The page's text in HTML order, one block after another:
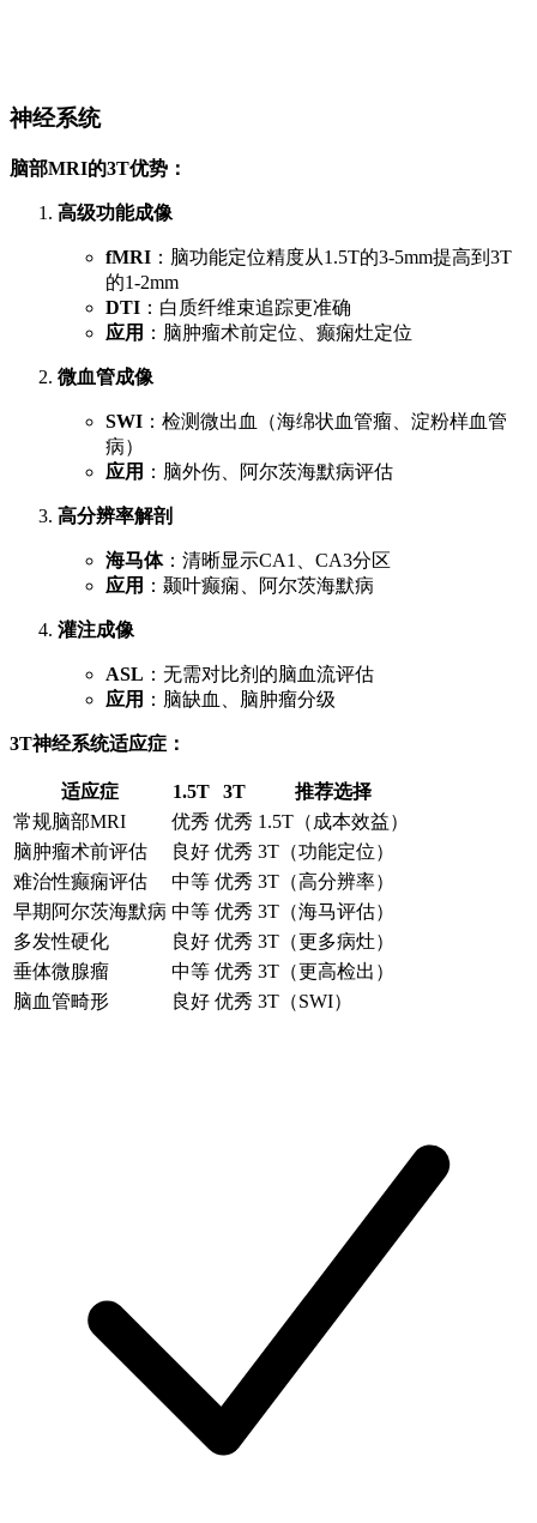
神经系统
脑部MRI的3T优势：
高级功能成像
fMRI ：脑功能定位精度从1.5T的3-5mm提高到3T
的1-2mm
DTI ：白质纤维束追踪更准确
应用 ：脑肿瘤术前定位、癫痫灶定位
微血管成像
SWI ：检测微出血（海绵状血管瘤、淀粉样血管
病）
应用 ：脑外伤、阿尔茨海默病评估
高分辨率解剖
海马体：清晰显示CA1、CA3分区
应用 ：颞叶癫痫、阿尔茨海默病
灌注成像
ASL ：无需对比剂的脑血流评估
应用 ：脑缺血、脑肿瘤分级
3T神经系统适应症：
适应症 1.5T 3T
推荐选择
常规脑部MRI
优秀 优秀 1.5T（成本效益）
脑肿瘤术前评估
良好 优秀 3T（功能定位）
难治性癫痫评估
中等 优秀 3T（高分辨率）
早期阿尔茨海默病 中等 优秀 3T（海马评估）
多发性硬化
良好 优秀 3T（更多病灶）
垂体微腺瘤
中等 优秀 3T（更高检出）
脑血管畸形
良好 优秀 3T（SWI）